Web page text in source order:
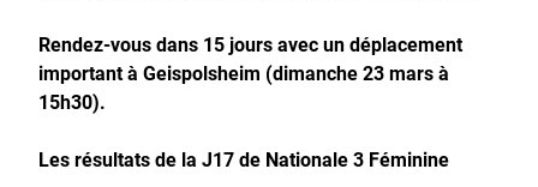
Rendez-vous dans 15 jours avec un déplacement
important à Geispolsheim (dimanche 23 mars à
15h30).
Les résultats de la J17 de Nationale 3 Féminine